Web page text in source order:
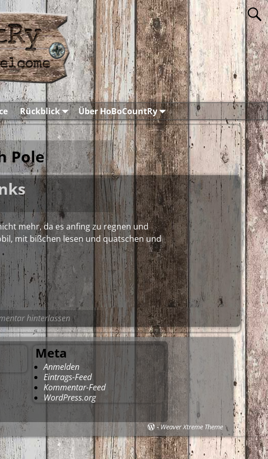
Rückblick Über HoBoCountRy
Pole
mehr, da es anfing zu regnen und
mit bißchen lesen und quatschen und
hinterlassen
Meta
Anmelden
Eintrags-Feed
Kommentar-Feed
WordPress.org
-Weaver Xtreme Theme